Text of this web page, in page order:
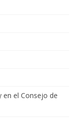
en el Consejo de